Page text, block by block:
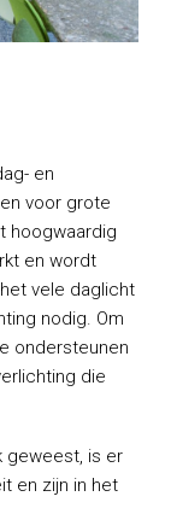
en
voor grote
hoogwaardig
en wordt
vele daglicht
nodig. Om
ondersteunen
die
geweest, is er
en zijn in het